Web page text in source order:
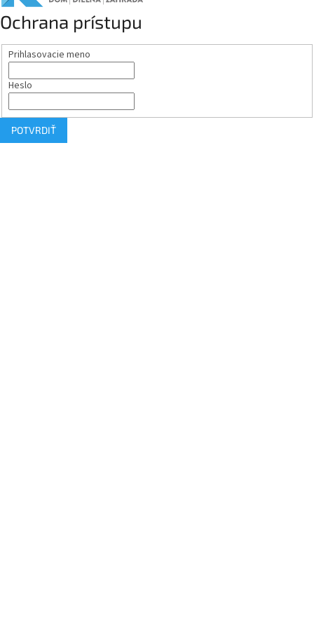
Ochrana prístupu
Prihlasovacie meno
Heslo
POTVRDIŤ